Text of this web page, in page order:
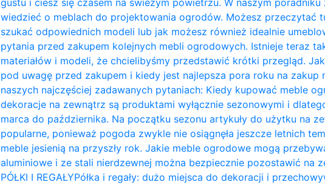
gustu i ciesz się czasem na świeżym powietrzu. W naszym
wiedzieć o meblach do projektowania ogrodów. Możesz przeczytać
szukać odpowiednich modeli lub jak możesz również idealnie
pytania przed zakupem kolejnych mebli ogrodowych. Istnieje teraz
materiałów i modeli, że chcielibyśmy przedstawić krótki przegląd.
pod uwagę przed zakupem i kiedy jest najlepsza pora roku na
naszych najczęściej zadawanych pytaniach: Kiedy kupować meble
dekoracje na zewnątrz są produktami wyłącznie sezonowymi i
marca do października. Na początku sezonu artykuły do ​​użytku na
popularne, ponieważ pogoda zwykle nie osiągnęła jeszcze letnich
meble jesienią na przyszły rok. Jakie meble ogrodowe mogą
aluminiowe i ze stali nierdzewnej można bezpiecznie pozostawić na
PÓŁKI I REGAŁYPółka i regały: dużo miejsca do dekoracji i